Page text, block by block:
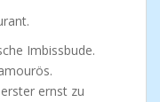
Imbissbude.
ernst zu